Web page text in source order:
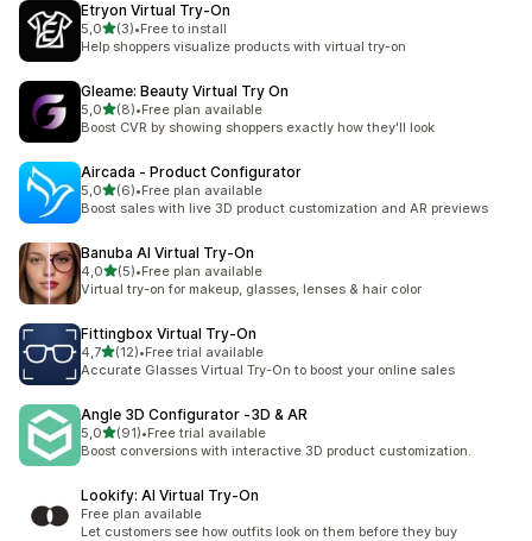
Etryon Virtual Try‑On
5,0av 5 stjerner
(3)
Totalt 3 omtaler
•Free to install
Help shoppers visualize products with virtual try-on
Gleame: Beauty Virtual Try On
5,0av 5 stjerner
(8)
Totalt 8 omtaler
•Free plan available
Boost CVR by showing shoppers exactly how they'll look
Aircada ‑ Product Configurator
5,0av 5 stjerner
(6)
Totalt 6 omtaler
•Free plan available
Boost sales with live 3D product customization and AR previews
Banuba AI Virtual Try‑On
4,0av 5 stjerner
(5)
Totalt 5 omtaler
•Free plan available
Virtual try-on for makeup, glasses, lenses & hair color
Fittingbox Virtual Try‑On
4,7av 5 stjerner
(12)
Totalt 12 omtaler
•Free trial available
Accurate Glasses Virtual Try-On to boost your online sales
Angle 3D Configurator ‑3D & AR
5,0av 5 stjerner
(91)
Totalt 91 omtaler
•Free trial available
Boost conversions with interactive 3D product customization.
Lookify: AI Virtual Try‑On
Free plan available
Let customers see how outfits look on them before they buy